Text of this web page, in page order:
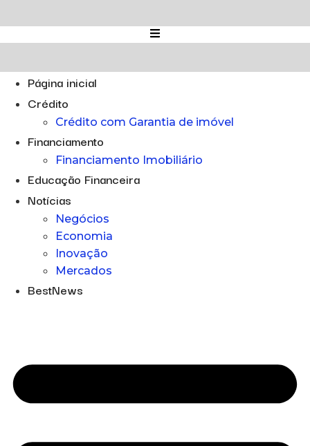
para
o
Página inicial
Crédito
Crédito com Garantia de imóvel
Financiamento
Financiamento Imobiliário
Educação Financeira
Notícias
Negócios
Economia
Inovação
Mercados
BestNews